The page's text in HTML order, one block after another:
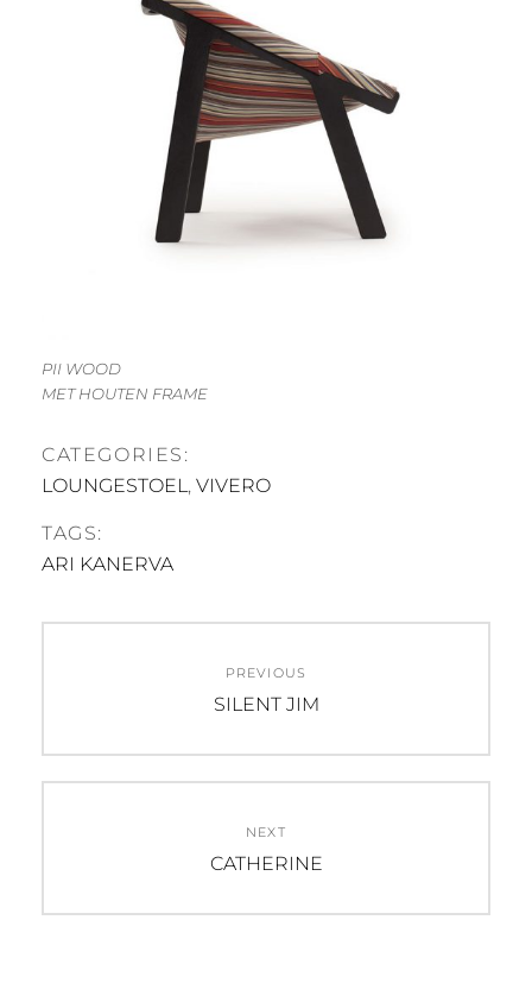
PII WOOD
MET HOUTEN FRAME
CATEGORIES:
LOUNGESTOEL, VIVERO
TAGS:
ARI KANERVA
navigation
PREVIOUS
Previous
SILENT JIM
NEXT
Next
CATHERINE